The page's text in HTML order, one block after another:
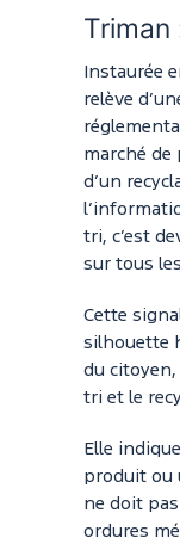
Triman
Instaurée
relève
marché de
d’un
tri, c’est
sur tous
Cette
silhouette
du
tri et le
Elle
produit ou
ne doit
ordures